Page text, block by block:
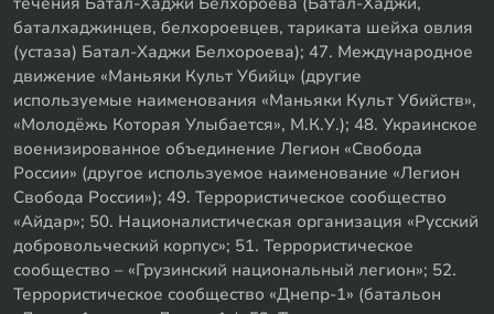
баталхаджинцев, белхороевцев, тариката шейха овлия
(устаза) Батал-Хаджи Белхороева); 47. Международное
движение «Маньяки Культ Убийц» (другие
используемые наименования «Маньяки Культ Убийств»,
«Молодёжь Которая Улыбается», М.К.У.); 48. Украинское
военизированное объединение Легион «Свобода
России» (другое используемое наименование «Легион
Свобода России»); 49. Террористическое сообщество
«Айдар»; 50. Националистическая организация «Русский
добровольческий корпус»; 51. Террористическое
сообщество – «Грузинский национальный легион»; 52.
Террористическое сообщество «Днепр-1» (батальон